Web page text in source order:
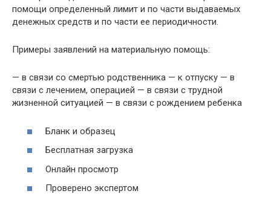
помощи определенный лимит и по части выдаваемых
денежных средств и по части ее периодичности.
Примеры заявлений на материальную помощь:
— в связи со смертью родственника — к отпуску — в
связи с лечением, операцией — в связи с трудной
жизненной ситуацией — в связи с рождением ребенка
Бланк и образец
Бесплатная загрузка
Онлайн просмотр
Проверено экспертом